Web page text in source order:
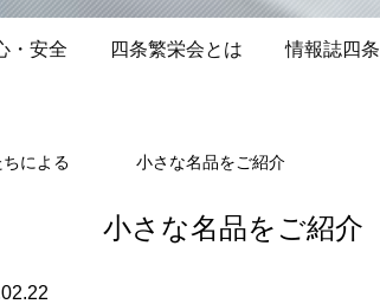
・安全 四条繁栄会とは 情報誌四条
たちによる 小さな名品をご紹介
小さな名品をご紹介